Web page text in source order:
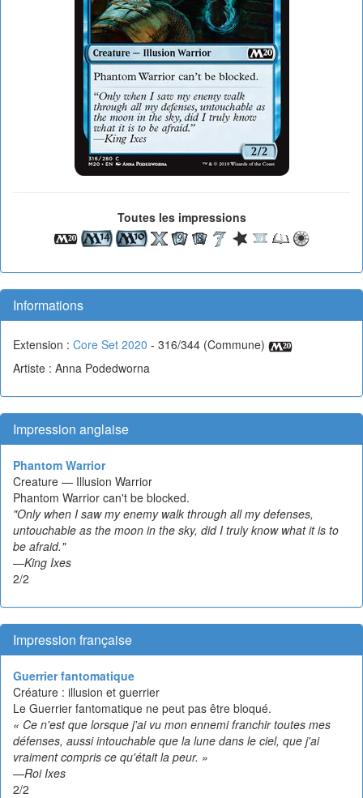
Toutes les impressions
Informations
Extension : Core Set 2020 - 316/344 (Commune)
Artiste : Anna Podedworna
Impression anglaise
Phantom Warrior
Creature — Illusion Warrior
Phantom Warrior can't be blocked.
"Only when I saw my enemy walk through all my defenses,
untouchable as the moon in the sky, did I truly know what it is to
be afraid."
—King Ixes
2/2
Impression française
Guerrier fantomatique
Créature : illusion et guerrier
Le Guerrier fantomatique ne peut pas être bloqué.
« Ce n'est que lorsque j'ai vu mon ennemi franchir toutes mes
défenses, aussi intouchable que la lune dans le ciel, que j'ai
vraiment compris ce qu'était la peur. »
—Roi Ixes
2/2